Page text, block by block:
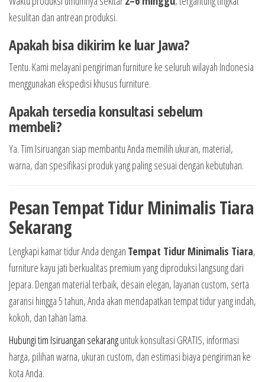
kesulitan dan antrean produksi.
Apakah bisa dikirim ke luar Jawa?
Tentu. Kami melayani pengiriman furniture ke seluruh wilayah Indonesia
menggunakan ekspedisi khusus furniture.
Apakah tersedia konsultasi sebelum
membeli?
Ya. Tim Isiruangan siap membantu Anda memilih ukuran, material,
warna, dan spesifikasi produk yang paling sesuai dengan kebutuhan.
Pesan Tempat Tidur Minimalis Tiara
Sekarang
Lengkapi kamar tidur Anda dengan Tempat Tidur Minimalis Tiara,
furniture kayu jati berkualitas premium yang diproduksi langsung dari
Jepara. Dengan material terbaik, desain elegan, layanan custom, serta
garansi hingga 5 tahun, Anda akan mendapatkan tempat tidur yang indah,
kokoh, dan tahan lama.
Hubungi tim Isiruangan sekaranguntuk konsultasi GRATIS, informasi
harga, pilihan warna, ukuran custom, dan estimasi biaya pengiriman ke
kota Anda.